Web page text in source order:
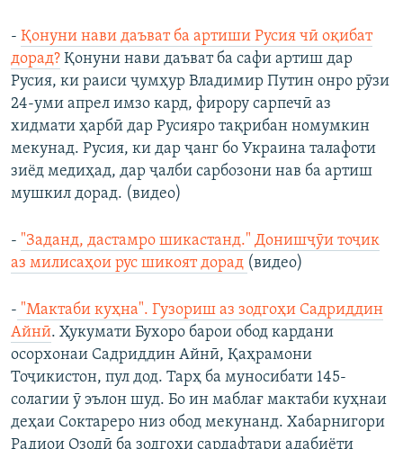
- Қонуни нави даъват ба артиши Русия чӣ оқибат
дорад? Қонуни нави даъват ба сафи артиш дар
Русия, ки раиси ҷумҳур Владимир Путин онро рӯзи
24-уми апрел имзо кард, фирору сарпечӣ аз
хидмати ҳарбӣ дар Русияро тақрибан номумкин
мекунад. Русия, ки дар ҷанг бо Украина талафоти
зиёд медиҳад, дар ҷалби сарбозони нав ба артиш
мушкил дорад. (видео)
- "Заданд, дастамро шикастанд." Донишҷӯи тоҷик
аз милисаҳои рус шикоят дорад (видео)
- "Мактаби куҳна". Гузориш аз зодгоҳи Садриддин
Айнӣ. ​Ҳукумати Бухоро барои обод кардани
осорхонаи Садриддин Айнӣ, Қаҳрамони
Тоҷикистон, пул дод. Тарҳ ба муносибати 145-
солагии ӯ эълон шуд. Бо ин маблағ мактаби куҳнаи
деҳаи Соктареро низ обод мекунанд. Хабарнигори
Радиои Озодӣ ба зодгоҳи сардафтари адабиёти